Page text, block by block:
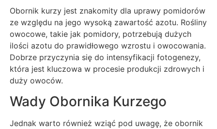
Obornik kurzy jest znakomity dla uprawy pomidorów
ze względu na jego wysoką zawartość azotu. Rośliny
owocowe, takie jak pomidory, potrzebują dużych
ilości azotu do prawidłowego wzrostu i owocowania.
Dobrze przyczynia się do intensyfikacji fotogenezy,
która jest kluczowa w procesie produkcji zdrowych i
duży owoców.
Wady Obornika Kurzego
Jednak warto również wziąć pod uwagę, że obornik